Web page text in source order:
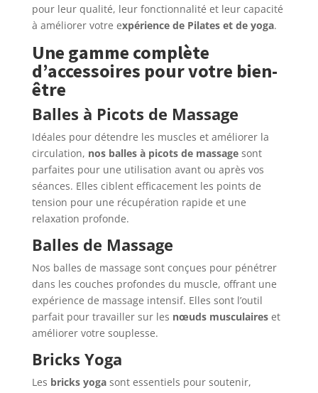
pour leur qualité, leur fonctionnalité et leur capacité
à améliorer votre expérience de Pilates et de yoga.
Une gamme complète
d’accessoires pour votre bien-
être
Balles à Picots de Massage
Idéales pour détendre les muscles et améliorer la
circulation, nos balles à picots de massagesont
parfaites pour une utilisation avant ou après vos
séances. Elles ciblent efficacement les points de
tension pour une récupération rapide et une
relaxation profonde.
Balles de Massage
Nos balles de massage sont conçues pour pénétrer
dans les couches profondes du muscle, offrant une
expérience de massage intensif. Elles sont l’outil
parfait pour travailler sur les nœuds musculaireset
améliorer votre souplesse.
Bricks Yoga
Les bricks yogasont essentiels pour soutenir,